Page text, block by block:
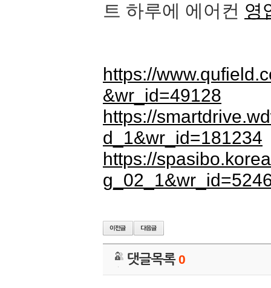
트 하루에 에어컨 영
https://
&wr_id=49128
https://
d_1&wr_id=181234
https://
댓글목록0